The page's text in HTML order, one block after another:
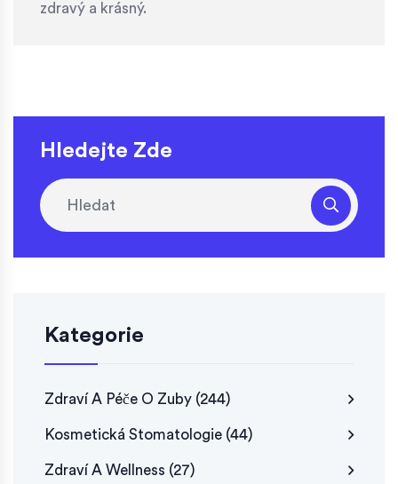
zdravý a krásný.
Hledejte Zde
Kategorie
Zdraví A Péče O Zuby (244)
Kosmetická Stomatologie (44)
Zdraví A Wellness (27)